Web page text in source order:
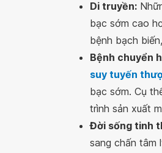
Di truyền:
bạc sớm cao
bệnh bạch
Bệnh chuyển
suy tuyến
bạc sớm. Cụ
trình sản xuất
Đời sống tinh
sang chấn tâm